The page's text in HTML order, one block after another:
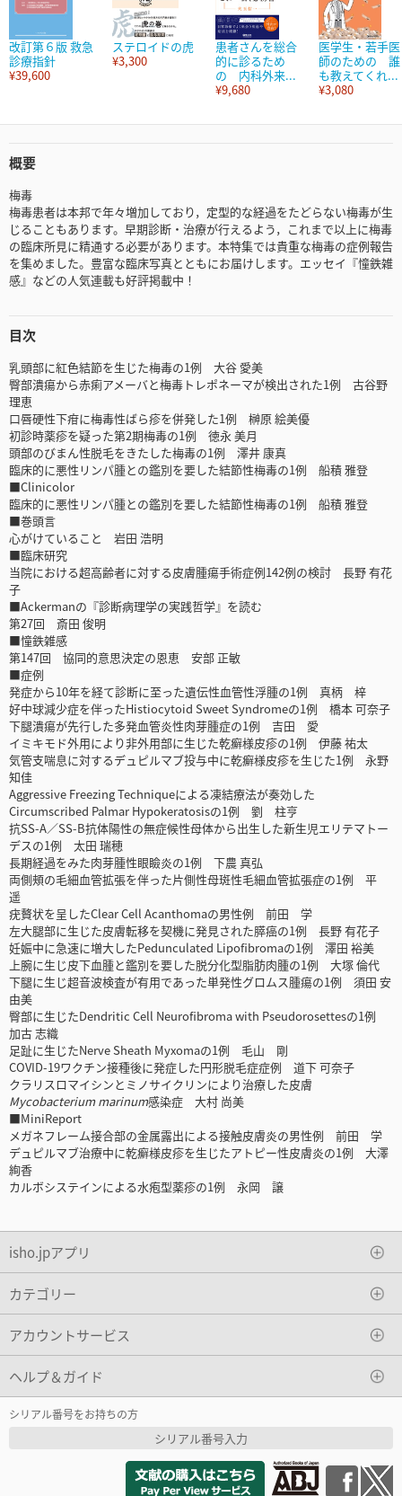
改訂第６版 救急
診療指針
¥39,600
ステロイドの虎
¥3,300
患者さんを総合
的に診るため
の 内科外来...
¥9,680
医学生・若手医
師のための 誰
も教えてくれ...
¥3,080
概要
梅毒
梅毒患者は本邦で年々増加しており，定型的な経過をたどらない梅毒が生
じることもあります。早期診断・治療が行えるよう，これまで以上に梅毒
の臨床所見に精通する必要があります。本特集では貴重な梅毒の症例報告
を集めました。豊富な臨床写真とともにお届けします。エッセイ『憧鉄雑
感』などの人気連載も好評掲載中！
目次
乳頭部に紅色結節を生じた梅毒の1例 大谷 愛美
臀部潰瘍から赤痢アメーバと梅毒トレポネーマが検出された1例 古谷野
理恵
口唇硬性下疳に梅毒性ばら疹を併発した1例 榊原 絵美優
初診時薬疹を疑った第2期梅毒の1例 徳永 美月
頭部のびまん性脱毛をきたした梅毒の1例 澤井 康真
臨床的に悪性リンパ腫との鑑別を要した結節性梅毒の1例 船積 雅登
■Clinicolor
臨床的に悪性リンパ腫との鑑別を要した結節性梅毒の1例 船積 雅登
■巻頭言
心がけていること 岩田 浩明
■臨床研究
当院における超高齢者に対する皮膚腫瘍手術症例142例の検討 長野 有花
子
■Ackermanの『診断病理学の実践哲学』を読む
第27回 斎田 俊明
■憧鉄雑感
第147回 協同的意思決定の恩恵 安部 正敏
■症例
発症から10年を経て診断に至った遺伝性血管性浮腫の1例 真柄 梓
好中球減少症を伴ったHistiocytoid Sweet Syndromeの1例 橋本 可奈子
下腿潰瘍が先行した多発血管炎性肉芽腫症の1例 吉田 愛
イミキモド外用により非外用部に生じた乾癬様皮疹の1例 伊藤 祐太
気管支喘息に対するデュピルマブ投与中に乾癬様皮疹を生じた1例 永野
知佳
Aggressive Freezing Techniqueによる凍結療法が奏効した
Circumscribed Palmar Hypokeratosisの1例 劉 柱亨
抗SS-A／SS-B抗体陽性の無症候性母体から出生した新生児エリテマトー
デスの1例 太田 瑞穂
長期経過をみた肉芽腫性眼瞼炎の1例 下農 真弘
両側頰の毛細血管拡張を伴った片側性母斑性毛細血管拡張症の1例 平
遥
疣贅状を呈したClear Cell Acanthomaの男性例 前田 学
左大腿部に生じた皮膚転移を契機に発見された膵癌の1例 長野 有花子
妊娠中に急速に増大したPedunculated Lipofibromaの1例 澤田 裕美
上腕に生じ皮下血腫と鑑別を要した脱分化型脂肪肉腫の1例 大塚 倫代
下腿に生じ超音波検査が有用であった単発性グロムス腫瘍の1例 須田 安
由美
臀部に生じたDendritic Cell Neurofibroma with Pseudorosettesの1例
加古 志織
足趾に生じたNerve Sheath Myxomaの1例 毛山 剛
COVID-19ワクチン接種後に発症した円形脱毛症症例 道下 可奈子
クラリスロマイシンとミノサイクリンにより治療した皮膚
Mycobacterium marinum感染症 大村 尚美
■MiniReport
メガネフレーム接合部の金属露出による接触皮膚炎の男性例 前田 学
デュピルマブ治療中に乾癬様皮疹を生じたアトピー性皮膚炎の1例 大澤
絢香
カルボシステインによる水疱型薬疹の1例 永岡 譲
isho.jpアプリ
カテゴリー
アカウントサービス
ヘルプ＆ガイド
シリアル番号をお持ちの方
シリアル番号入力